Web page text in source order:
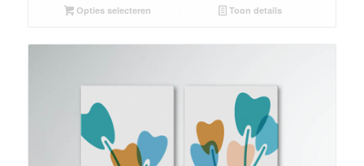
Opties selecteren Toon details